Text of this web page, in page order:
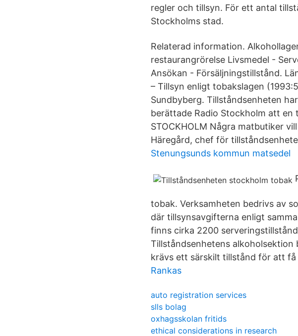
regler och tillsyn. För ett antal
Stockholms stad.
Relaterad information.
restaurangrörelse Livsmedel -
Ansökan - Försäljningstillstånd.
– Tillsyn enligt tobakslagen
Sundbyberg. Tillståndsenheten
berättade Radio Stockholm att
STOCKHOLM Några matbutiker
Häregård, chef för
Stenungsunds kommun matsedel
tobak. Verksamheten bedrivs av
där tillsynsavgifterna enligt
finns cirka 2200
Tillståndsenhetens alkoholsektion
krävs ett särskilt tillstånd för att få
Rankas
auto registration services
slls bolag
oxhagsskolan fritids
ethical considerations in research